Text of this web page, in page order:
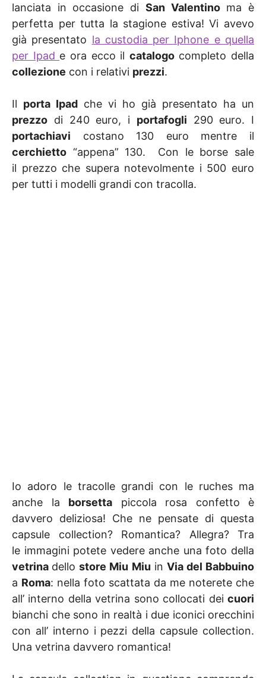
lanciata in occasione di San Valentinoma è
perfetta per tutta la stagione estiva! Vi avevo
già presentato la custodia per Iphone e quella
per Ipad e ora ecco il catalogocompleto della
collezione con i relativi prezzi.
Il porta Ipad che vi ho già presentato ha un
prezzo di 240 euro, i portafogli 290 euro. I
portachiavi costano 130 euro mentre il
cerchietto “appena” 130. Con le borse sale
il prezzo che supera notevolmente i 500 euro
per tutti i modelli grandi con tracolla.
Io adoro le tracolle grandi con le ruches ma
anche la borsetta piccola rosa confetto è
davvero deliziosa! Che ne pensate di questa
capsule collection? Romantica? Allegra? Tra
le immagini potete vedere anche una foto della
vetrina dellostore Miu Miu in Via del Babbuino
a Roma: nella foto scattata da me noterete che
all’ interno della vetrina sono collocati dei cuori
bianchi che sono in realtà i due iconici orecchini
con all’ interno i pezzi della capsule collection.
Una vetrina davvero romantica!